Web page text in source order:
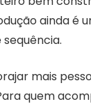
ainda é
mais
quem